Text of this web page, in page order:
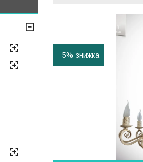
–5%